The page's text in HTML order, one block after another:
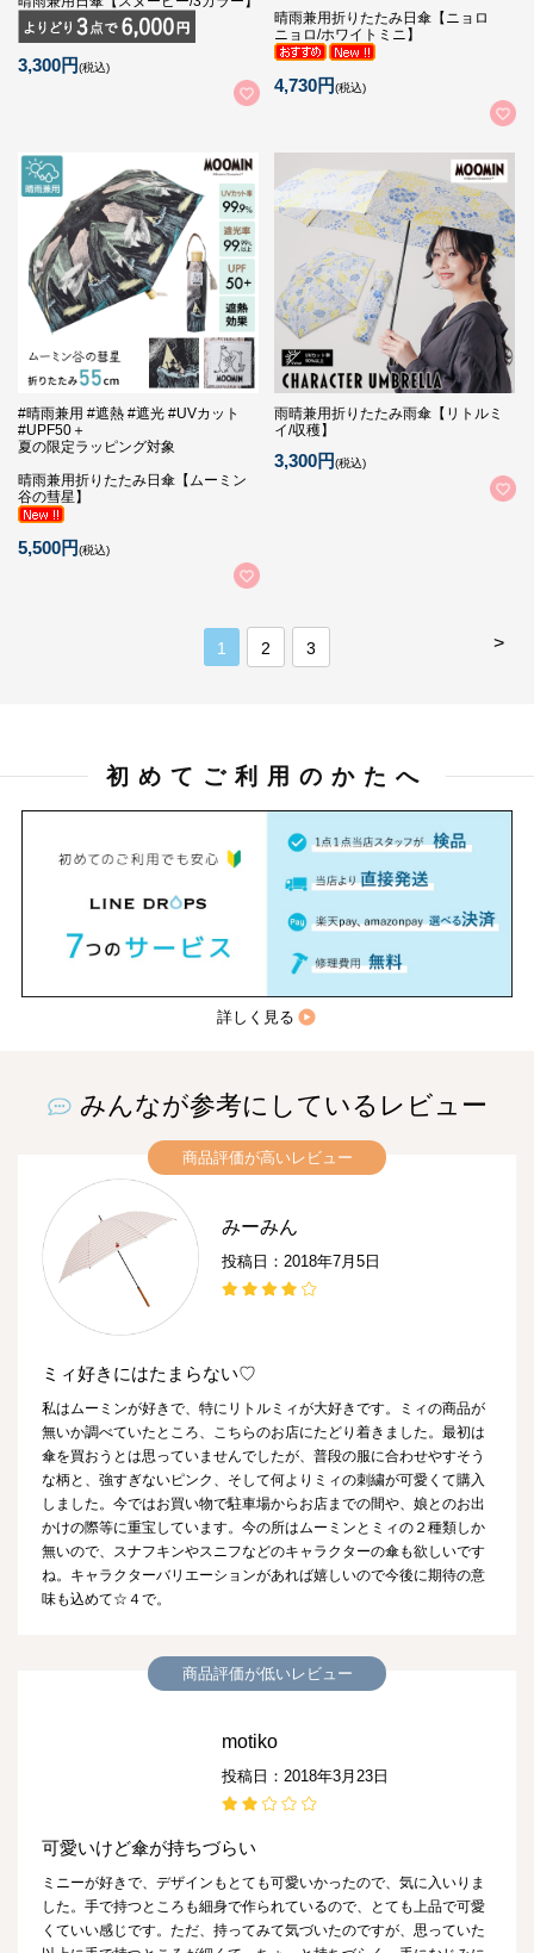
3,300円(税込)
晴雨兼用折りたたみ日傘【ニョロ
ニョロ/ホワイトミニ】
4,730円(税込)
#晴雨兼用 #遮熱 #遮光 #UVカット
#UPF50＋
夏の限定ラッピング対象
晴雨兼用折りたたみ日傘【ムーミン
谷の彗星】
5,500円(税込)
雨晴兼用折りたたみ雨傘【リトルミ
イ/収穫】
3,300円(税込)
>
1 2 3
初めてご利用のかたへ
詳しく見る
みんなが参考にしているレビュー
商品評価が高いレビュー
みーみん
投稿日：2018年7月5日
ミィ好きにはたまらない♡
私はムーミンが好きで、特にリトルミィが大好きです。ミィの商品が
無いか調べていたところ、こちらのお店にたどり着きました。最初は
傘を買おうとは思っていませんでしたが、普段の服に合わせやすそう
な柄と、強すぎないピンク、そして何よりミィの刺繍が可愛くて購入
しました。今ではお買い物で駐車場からお店までの間や、娘とのお出
かけの際等に重宝しています。今の所はムーミンとミィの２種類しか
無いので、スナフキンやスニフなどのキャラクターの傘も欲しいです
ね。キャラクターバリエーションがあれば嬉しいので今後に期待の意
味も込めて☆４で。
商品評価が低いレビュー
motiko
投稿日：2018年3月23日
可愛いけど傘が持ちづらい
ミニーが好きで、デザインもとても可愛いかったので、気に入いりま
した。手で持つところも細身で作られているので、とても上品で可愛
くていい感じです。ただ、持ってみて気づいたのですが、思っていた